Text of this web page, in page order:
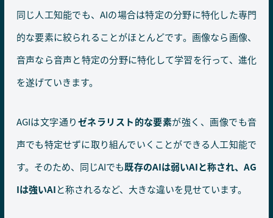
同じ人工知能でも、AIの場合は特定の分野に特化した専門
的な要素に絞られることがほとんどです。画像なら画像、
音声なら音声と特定の分野に特化して学習を行って、進化
を遂げていきます。
AGIは文字通りゼネラリスト的な要素が強く、画像でも音
声でも特定せずに取り組んでいくことができる人工知能で
す。そのため、同じAIでも既存のAIは弱いAIと称され、AG
Iは強いAIと称されるなど、大きな違いを見せています。